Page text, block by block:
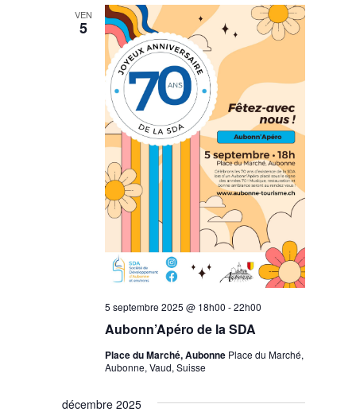
VEN
5
Aubonn’Apéro de la SDA
5 septembre 2025 @ 18h00 -22h00
Place du Marché, Aubonne Place du Marché,
Aubonne, Vaud, Suisse
décembre 2025